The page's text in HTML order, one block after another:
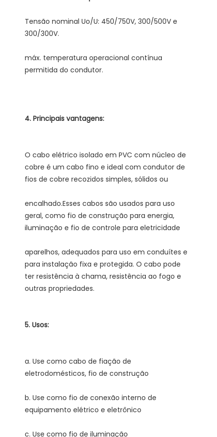
Tensão nominal Uo/U: 450/750V, 300/500V e
máx. temperatura operacional contínua
O cabo elétrico isolado em PVC com núcleo de
cobre é um cabo fino e ideal com condutor de
encalhado.Esses cabos são usados ​​para uso
geral, como fio de construção para energia,
aparelhos, adequados para uso em conduítes e
para instalação fixa e protegida. O cabo pode
ter resistência à chama, resistência ao fogo e
a. Use como cabo de fiação de
b. Use como fio de conexão interno de